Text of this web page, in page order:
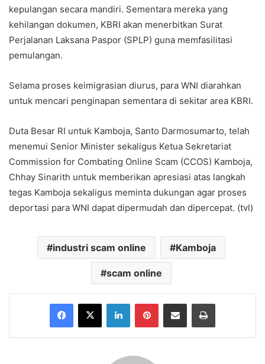
kepulangan secara mandiri. Sementara mereka yang
kehilangan dokumen, KBRI akan menerbitkan Surat
Perjalanan Laksana Paspor (SPLP) guna memfasilitasi
pemulangan.
Selama proses keimigrasian diurus, para WNI diarahkan
untuk mencari penginapan sementara di sekitar area KBRI.
Duta Besar RI untuk Kamboja, Santo Darmosumarto, telah
menemui Senior Minister sekaligus Ketua Sekretariat
Commission for Combating Online Scam (CCOS) Kamboja,
Chhay Sinarith untuk memberikan apresiasi atas langkah
tegas Kamboja sekaligus meminta dukungan agar proses
deportasi para WNI dapat dipermudah dan dipercepat. (tvl)
industri scam online Kamboja
scam online
Facebook
X LinkedInPinterestShare via Email Print